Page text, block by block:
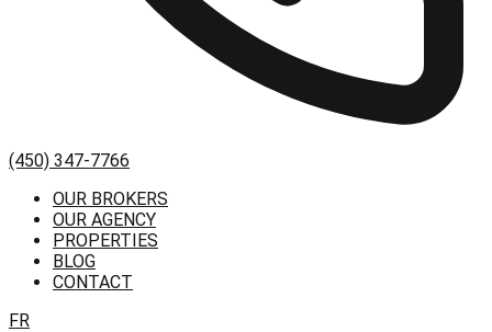
(450) 347-7766
OUR BROKERS
OUR AGENCY
PROPERTIES
BLOG
CONTACT
FR